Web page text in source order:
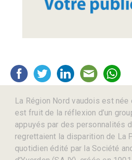
La Région Nord vaudois est née
est fruit de la réflexion d’un
appuyés par des personnalités
regrettaient la disparition de La
quotidien édité par la Société